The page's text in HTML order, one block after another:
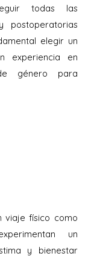
todas las
postoperatorias
elegir un
experiencia en
género para
viaje físico como
un
y bienestar